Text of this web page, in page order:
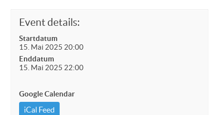
Event details:
Startdatum
15. Mai 2025 20:00
Enddatum
15. Mai 2025 22:00
Google Calendar
iCal Feed